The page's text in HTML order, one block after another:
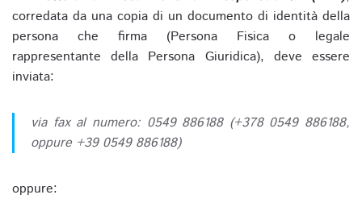
corredata da una copia di un documento di identità della
persona che firma (Persona Fisica o legale
rappresentante della Persona Giuridica), deve essere
inviata:
via fax al numero: 0549 886188 (+378 0549 886188,
oppure +39 0549 886188)
oppure: